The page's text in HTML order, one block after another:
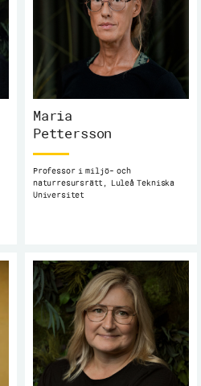
Maria
Pettersson
Professor i miljö- och
naturresursrätt, Luleå Tekniska
Universitet